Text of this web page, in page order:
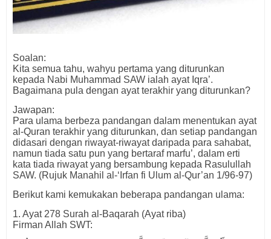
Soalan:
Kita semua tahu, wahyu pertama yang diturunkan
kepada Nabi Muhammad SAW ialah ayat Iqra’.
Bagaimana pula dengan ayat terakhir yang diturunkan?
Jawapan:
Para ulama berbeza pandangan dalam menentukan ayat
al-Quran terakhir yang diturunkan, dan setiap pandangan
didasari dengan riwayat-riwayat daripada para sahabat,
namun tiada satu pun yang bertaraf marfu’, dalam erti
kata tiada riwayat yang bersambung kepada Rasulullah
SAW. (Rujuk Manahil al-‘Irfan fi Ulum al-Qur’an 1/96-97)
Berikut kami kemukakan beberapa pandangan ulama:
1. Ayat 278 Surah al-Baqarah (Ayat riba)
Firman Allah SWT: